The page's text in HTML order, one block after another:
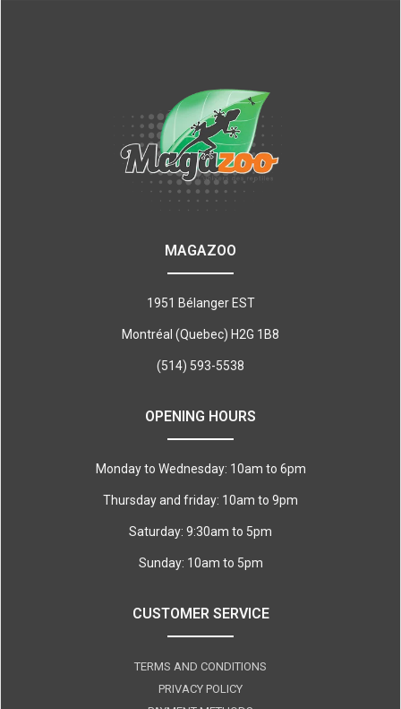
MAGAZOO
1951 Bélanger EST
Montréal (Quebec) H2G 1B8
(514) 593-5538
OPENING HOURS
Monday to Wednesday: 10am to 6pm
Thursday and friday: 10am to 9pm
Saturday: 9:30am to 5pm
Sunday: 10am to 5pm
CUSTOMER SERVICE
TERMS AND CONDITIONS
PRIVACY POLICY